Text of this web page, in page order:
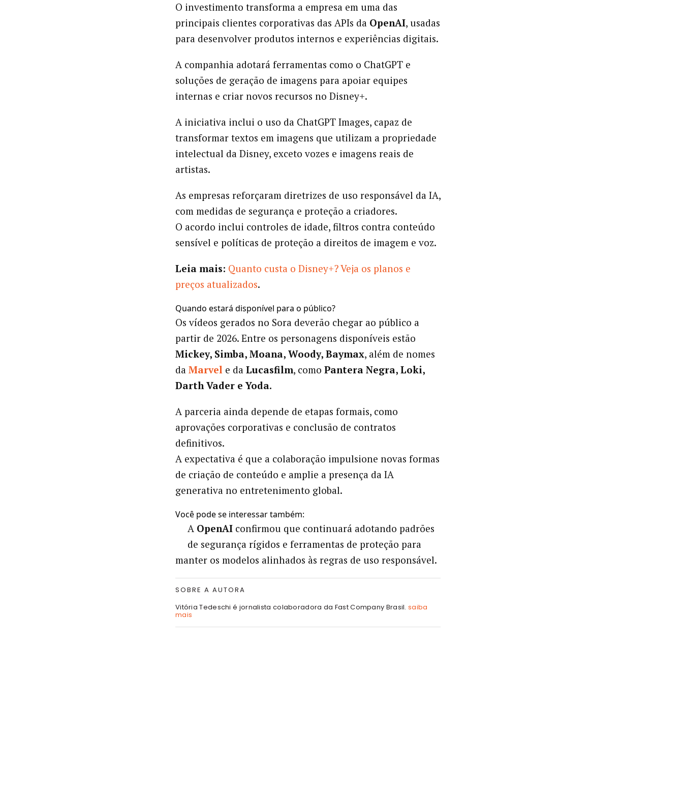
O investimento transforma a empresa em uma das
principais clientes corporativas das APIs da OpenAI, usadas
para desenvolver produtos internos e experiências digitais.
A companhia adotará ferramentas como o ChatGPT e
soluções de geração de imagens para apoiar equipes
internas e criar novos recursos no Disney+.
A iniciativa inclui o uso da ChatGPT Images, capaz de
transformar textos em imagens que utilizam a propriedade
intelectual da Disney, exceto vozes e imagens reais de
artistas.
As empresas reforçaram diretrizes de uso responsável da IA,
com medidas de segurança e proteção a criadores.
O acordo inclui controles de idade, filtros contra conteúdo
sensível e políticas de proteção a direitos de imagem e voz.
Leia mais: Quanto custa o Disney+? Veja os planos e
preços atualizados.
Quando estará disponível para o público?
Os vídeos gerados no Sora deverão chegar ao público a
partir de 2026. Entre os personagens disponíveis estão
Mickey, Simba, Moana, Woody, Baymax, além de nomes
da Marvele da Lucasfilm, como Pantera Negra, Loki,
Darth Vader e Yoda.
A parceria ainda depende de etapas formais, como
aprovações corporativas e conclusão de contratos
definitivos.
A expectativa é que a colaboração impulsione novas formas
de criação de conteúdo e amplie a presença da IA
generativa no entretenimento global.
Você pode se interessar também:
A OpenAIconfirmou que continuará adotando padrões
de segurança rígidos e ferramentas de proteção para
manter os modelos alinhados às regras de uso responsável.
SOBRE A AUTORA
Vitória Tedeschi é jornalista colaboradora da Fast Company Brasil.saiba
mais